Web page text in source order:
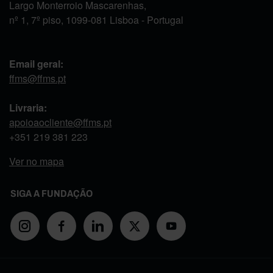
Largo Monterroio Mascarenhas,
nº 1, 7º piso, 1099-081 Lisboa - Portugal
Email geral:
ffms@ffms.pt
Livraria:
apoioaocliente@ffms.pt
+351 219 381 223
Ver no mapa
SIGA A FUNDAÇÃO